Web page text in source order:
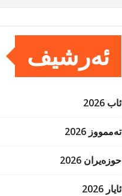
ئەرشیف
ئاب 2026
تەممووز 2026
حوزه‌یران 2026
ئایار 2026